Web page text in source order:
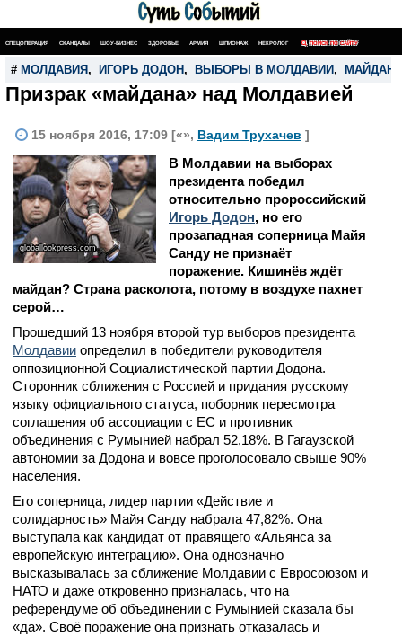
СПЕЦОПЕРАЦИЯ СКАНДАЛЫ ШОУ-БИЗНЕС ЗДОРОВЬЕ АРМИЯ ШПИОНАЖ НЕКРОЛОГ ПОИСК ПО САЙТУ
# МОЛДАВИЯ , ИГОРЬ ДОДОН , ВЫБОРЫ В МОЛДАВИИ , МАЙДАН
Призрак «майдана» над Молдавией
15 ноября 2016, 17:09 [«», Вадим Трухачев ]
globallookpress.com
В Молдавии на выборах
президента победил
относительно пророссийский
Игорь Додон, но его
прозападная соперница Майя
Санду не признаёт
поражение. Кишинёв ждёт
майдан? Страна расколота, потому в воздухе пахнет
серой…
Прошедший 13 ноября второй тур выборов президента
Молдавии определил в победители руководителя
оппозиционной Социалистической партии Додона.
Сторонник сближения с Россией и придания русскому
языку официального статуса, поборник пересмотра
соглашения об ассоциации с ЕС и противник
объединения с Румынией набрал 52,18%. В Гагаузской
автономии за Додона и вовсе проголосовало свыше 90%
населения.
Его соперница, лидер партии «Действие и
солидарность» Майя Санду набрала 47,82%. Она
выступала как кандидат от правящего «Альянса за
европейскую интеграцию». Она однозначно
высказывалась за сближение Молдавии с Евросоюзом и
НАТО и даже откровенно призналась, что на
референдуме об объединении с Румынией сказала бы
«да». Своё поражение она признать отказалась и